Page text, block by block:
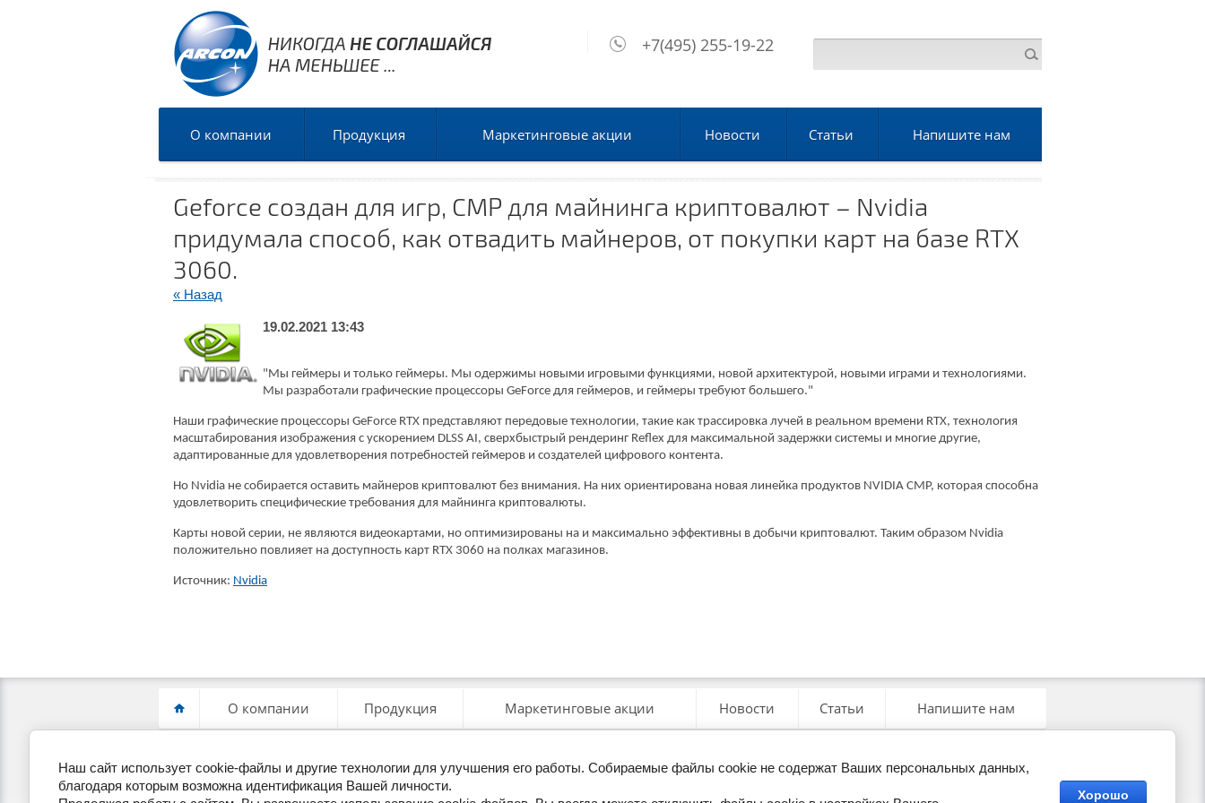
+7(495) 255-19-22
О компании Продукция Маркетинговые акции Новости Статьи Напишите нам
Geforce создан для игр, CMP для майнинга криптовалют – Nvidia
придумала способ, как отвадить майнеров, от покупки карт на базе RTX
3060.
« Назад
19.02.2021 13:43
"Мы геймеры и только геймеры. Мы одержимы новыми игровыми функциями, новой архитектурой, новыми играми и технологиями.
Мы разработали графические процессоры GeForce для геймеров, и геймеры требуют большего."
Наши графические процессоры GeForce RTX представляют передовые технологии, такие как трассировка лучей в реальном времени RTX, технология
масштабирования изображения с ускорением DLSS AI, сверхбыстрый рендеринг Reflex для максимальной задержки системы и многие другие,
адаптированные для удовлетворения потребностей геймеров и создателей цифрового контента.
Но Nvidia не собирается оставить майнеров криптовалют без внимания. На них ориентирована новая линейка продуктов NVIDIA CMP, которая способна
удовлетворить специфические требования для майнинга криптовалюты.
Карты новой серии, не являются видеокартами, но оптимизированы на и максимально эффективны в добычи криптовалют. Таким образом Nvidia
положительно повлияет на доступность карт RTX 3060 на полках магазинов.
Источник: Nvidia
О компании Продукция Маркетинговые акции Новости Статьи Напишите нам
+7(495) 255-19-22 Перезвоните мне
Наш сайт использует cookie-файлы и другие технологии для улучшения его работы. Собираемые файлы cookie не содержат Ваших персональных данных,
благодаря которым возможна идентификация Вашей личности.
Хорошо